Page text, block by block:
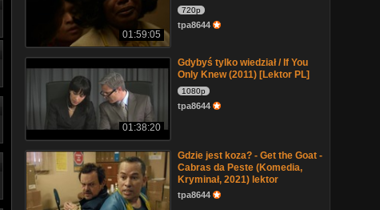
01:59:05
720p
tpa8644
01:38:20
Gdybyś tylko wiedział / If You
Only Knew (2011) [Lektor PL]
1080p
tpa8644
Gdzie jest koza? - Get the Goat -
Cabras da Peste (Komedia,
Kryminał, 2021) lektor
tpa8644